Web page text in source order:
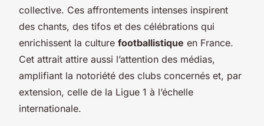
collective. Ces affrontements intenses inspirent
des chants, des tifos et des célébrations qui
enrichissent la culture footballistique en France.
Cet attrait attire aussi l’attention des médias,
amplifiant la notoriété des clubs concernés et, par
extension, celle de la Ligue 1 à l’échelle
internationale.